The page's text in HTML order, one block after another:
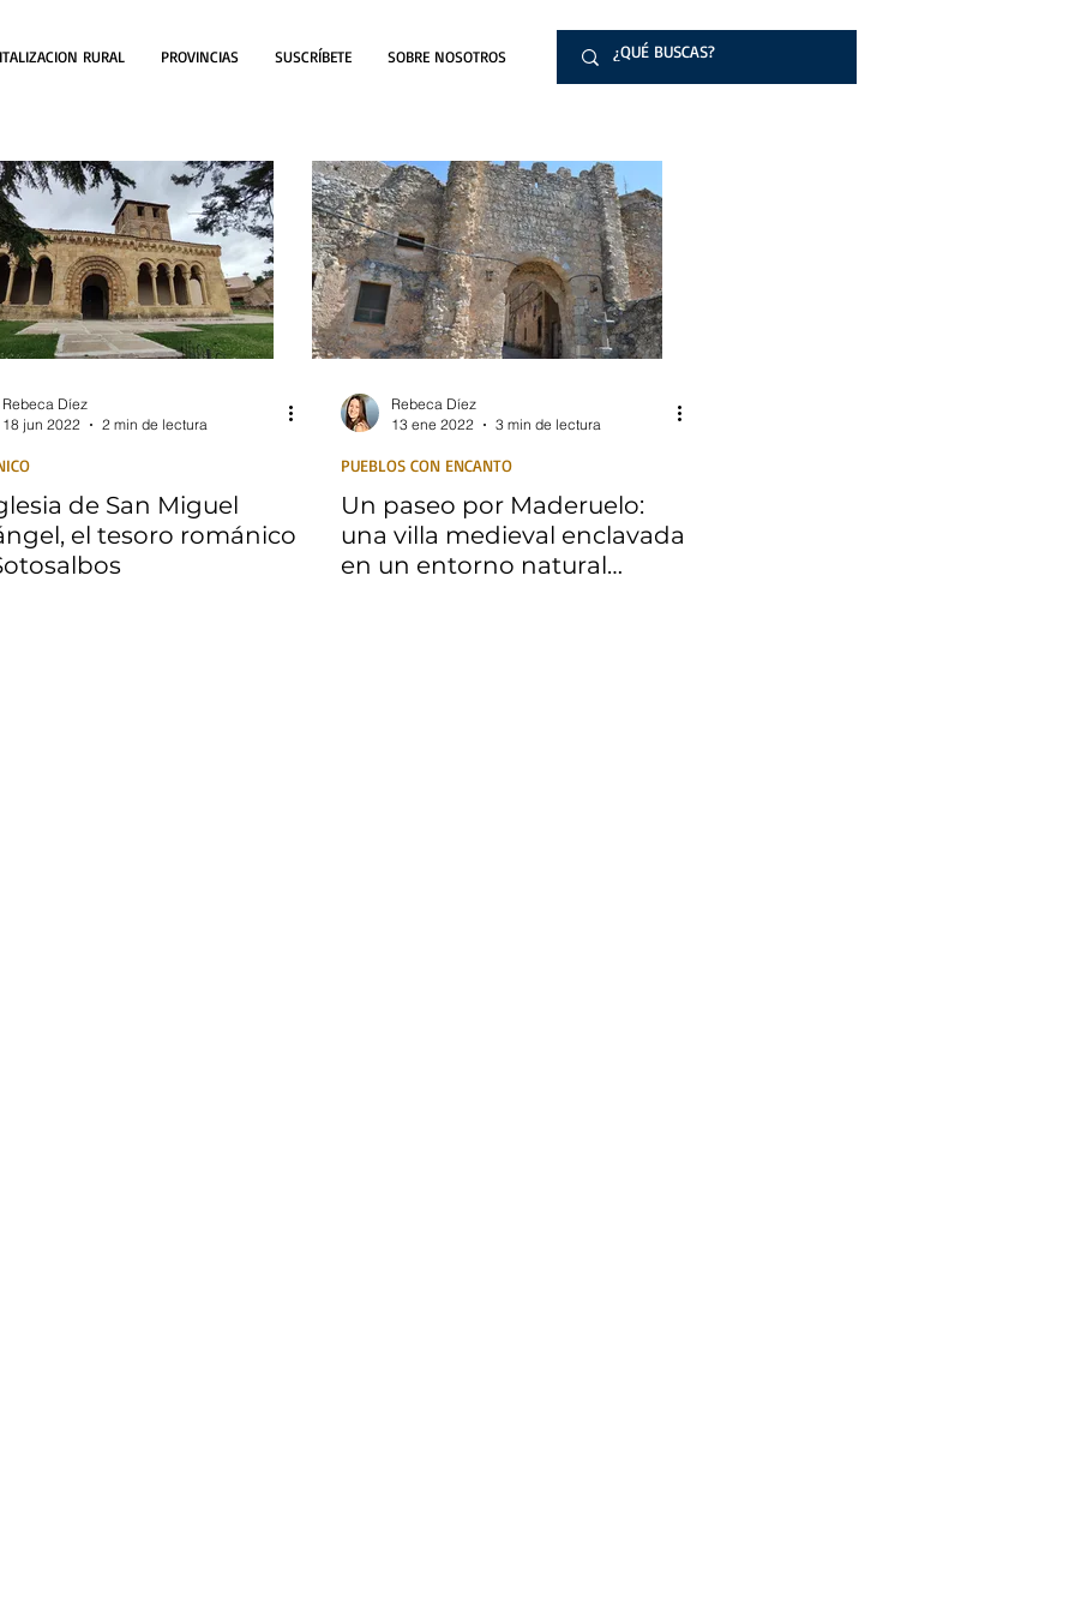
RURAL PROVINCIAS SUSCRÍBETE SOBRE NOSOTROS
Rebeca Díez
18 jun 2022
2 min de lectura
de San Miguel
el tesoro románico
Rebeca Díez
13 ene 2022
3 min de lectura
PUEBLOS CON ENCANTO
Un paseo por Maderuelo:
una villa medieval enclavada
en un entorno natural